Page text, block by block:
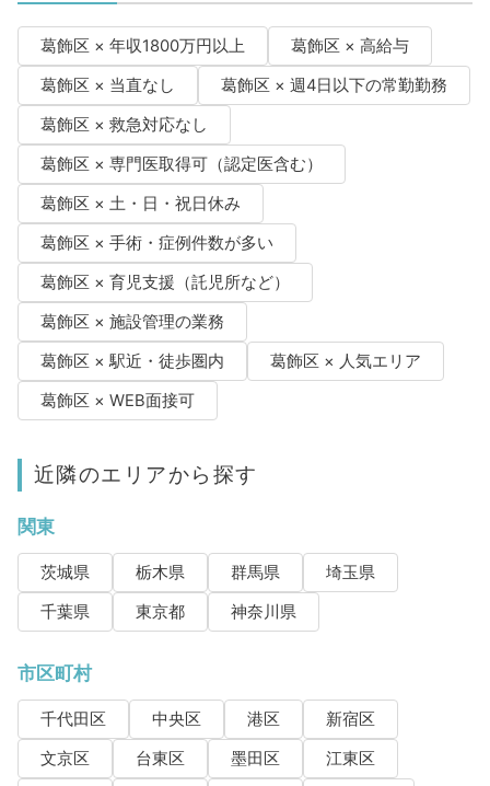
葛飾区 × 年収1800万円以上
葛飾区 × 高給与
葛飾区 × 当直なし
葛飾区 × 週4日以下の常勤勤務
葛飾区 × 救急対応なし
葛飾区 × 専門医取得可（認定医含む）
葛飾区 × 土・日・祝日休み
葛飾区 × 手術・症例件数が多い
葛飾区 × 育児支援（託児所など）
葛飾区 × 施設管理の業務
葛飾区 × 駅近・徒歩圏内
葛飾区 × 人気エリア
葛飾区 × WEB面接可
近隣のエリアから探す
関東
茨城県 栃木県 群馬県
埼玉県
千葉県
東京都 神奈川県
市区町村
千代田区 中央区 港区
新宿区
文京区
台東区 墨田区
江東区